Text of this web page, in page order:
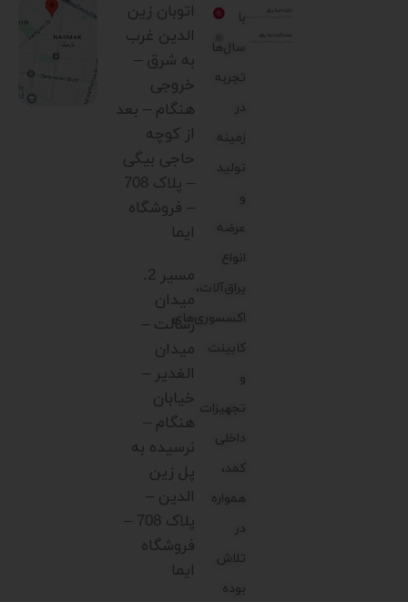
با
سال‌ها
تجربه
در
زمینه
تولید
و
عرضه
انواع
یراق‌آلات،
اکسسوری‌های
کابینت
و
تجهیزات
داخلی
کمد،
همواره
در
تلاش
بوده
اتوبان زین
الدین غرب
به شرق –
خروجی
هنگام – بعد
از کوچه
حاجی بیگی
– پلاک 708
– فروشگاه
ایما
مسیر 2.
میدان
رسالت –
میدان
الغدیر –
خیابان
هنگام –
نرسیده به
پل زین
الدین –
پلاک 708 –
فروشگاه
ایما